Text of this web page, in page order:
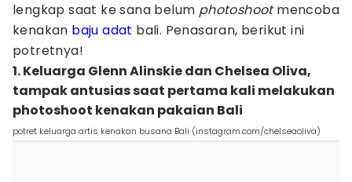
lengkap saat ke sana belum photoshootmencoba
kenakan baju adat bali. Penasaran, berikut ini
potretnya!
1. Keluarga Glenn Alinskie dan Chelsea Oliva,
tampak antusias saat pertama kali melakukan
photoshoot kenakan pakaian Bali
potret keluarga artis kenakan busana Bali (instagram.com/chelseaoliva)